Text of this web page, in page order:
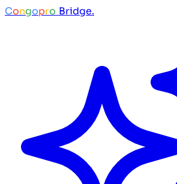
Congopro Bridge.